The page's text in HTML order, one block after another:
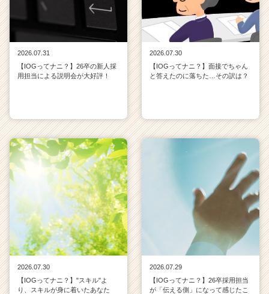
2026.07.31
【IOGってナニ？】26卒の新人採
用担当による説明会が大好評！
2026.07.30
【IOGってナニ？】面接でちゃん
と答えたのに落ちた…その訳は？
2026.07.30
【IOGってナニ？】"スキル"よ
り、スキルが身に着いたあなた
2026.07.29
【IOGってナニ？】26卒採用担当
が「伝える側」になって感じたこ